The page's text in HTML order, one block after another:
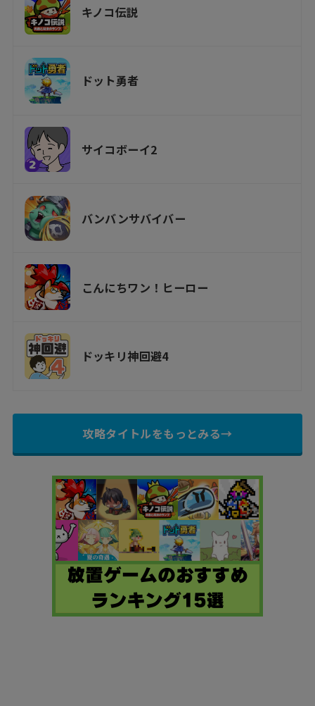
キノコ伝説
ドット勇者
サイコボーイ2
バンバンサバイバー
こんにちワン！ヒーロー
ドッキリ神回避4
攻略タイトルをもっとみる→